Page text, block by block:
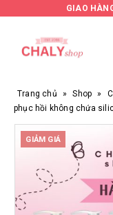
GIAO
Trang chủ » Shop »
phục hồi không chứa
GIẢM GIÁ